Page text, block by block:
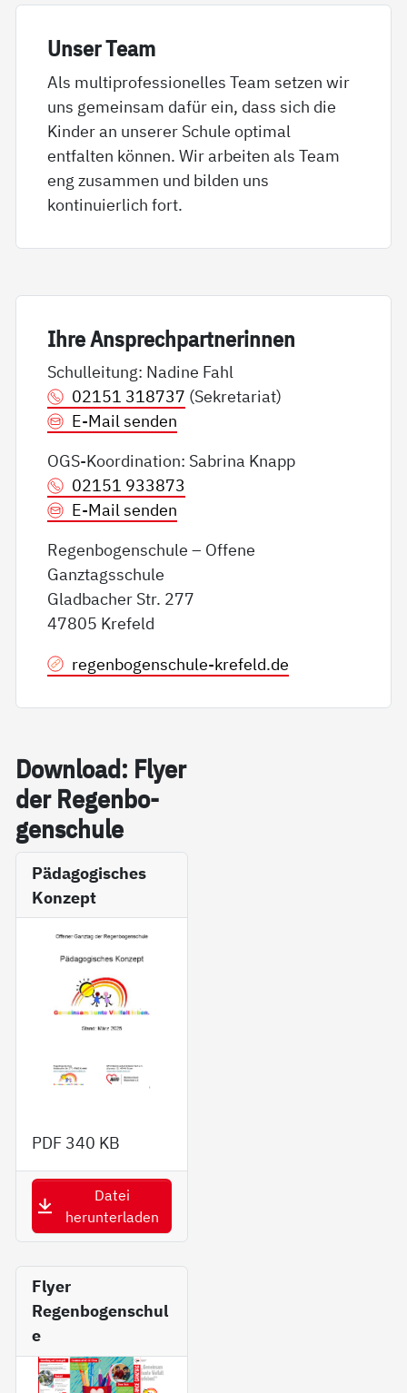
Un­ser Team
Als multiprofessionelles Team setzen wir
uns gemeinsam dafür ein, dass sich die
Kinder an unserer Schule optimal
entfalten können. Wir arbeiten als Team
eng zusammen und bilden uns
kontinuierlich fort.
Ih­re An­sp­rech­part­ne­rin­nen
Schulleitung: Nadine Fahl
02151 318737 (Sekretariat)
E-Mail senden
OGS-Koordination: Sabrina Knapp
02151 933873
E-Mail senden
Regenbogenschule – Offene
Ganztagsschule
Gladbacher Str. 277
47805 Krefeld
regenbogenschule-krefeld.de
Down­load: Fly­er
der Re­gen­bo­
gen­schu­le
Pädagogisches
Konzept
PDF 340 KB
Datei
herunterladen
Flyer
Regenbogenschul
e